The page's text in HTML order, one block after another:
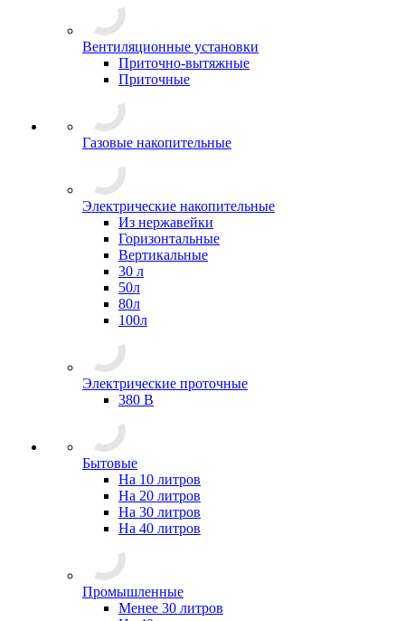
Вентиляционные установки
Приточно-вытяжные
Приточные
Газовые накопительные
Электрические накопительные
Из нержавейки
Горизонтальные
Вертикальные
30 л
50л
80л
100л
Электрические проточные
380 В
Бытовые
На 10 литров
На 20 литров
На 30 литров
На 40 литров
Промышленные
Менее 30 литров